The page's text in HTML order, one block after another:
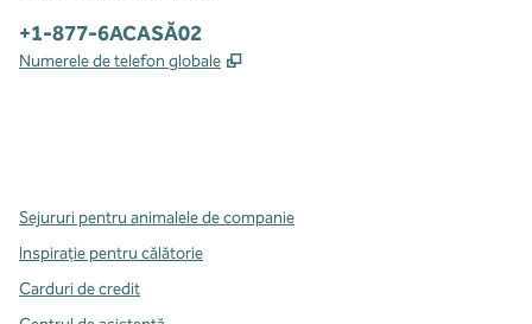
Telefon:
+1-877-6ACASĂ02
Numerele de telefon globale ,
Sejururi pentru animalele de companie
Inspirație pentru călătorie
Carduri de credit